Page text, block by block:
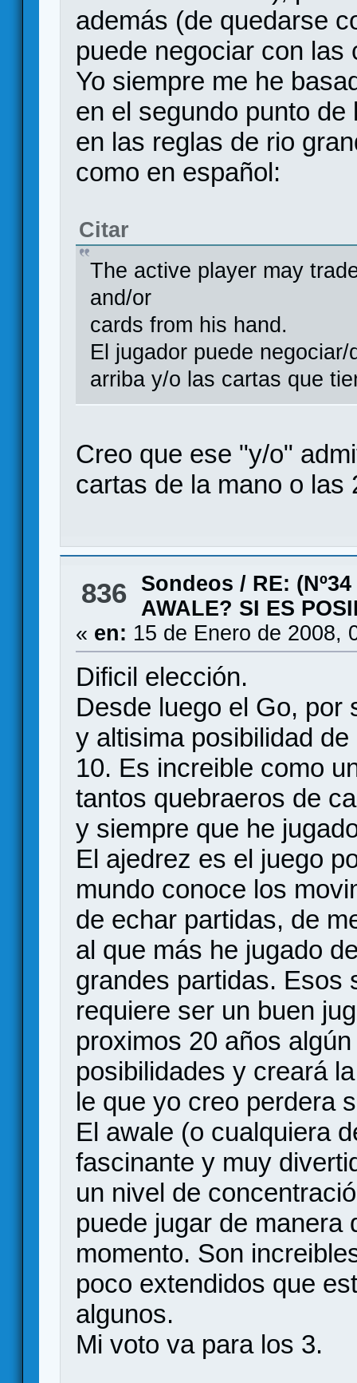
además (de quedarse
puede negociar con las
Yo siempre me he
en el segundo punto
en las reglas de rio
como en español:
Citar
The active player may
and/or
cards from his hand.
El jugador puede
arriba y/o las cartas que
Creo que ese "y/o"
cartas de la mano o las
836 Sondeos / RE:
AWALE? SI ES
« en: 15 de Enero de 2008,
Dificil elección.
Desde luego el Go, por
y altisima posibilidad
10. Es increible como
tantos quebraeros de
y siempre que he
El ajedrez es el juego
mundo conoce los
de echar partidas, de
al que más he jugado
grandes partidas. Esos
requiere ser un buen
proximos 20 años
posibilidades y creará
le que yo creo perdera
El awale (o cualquiera
fascinante y muy
un nivel de
puede jugar de manera
momento. Son
poco extendidos que
algunos.
Mi voto va para los 3.